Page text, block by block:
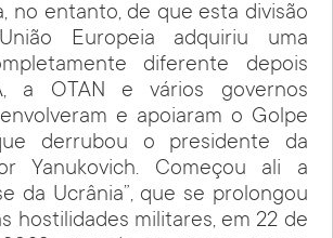
no entanto, de que esta divisão
Europeia adquiriu uma
diferente depois
a OTAN e vários governos
e apoiaram o Golpe
derrubou o presidente da
Yanukovich. Começou ali a
da Ucrânia”, que se prolongou
hostilidades militares, em 22 de